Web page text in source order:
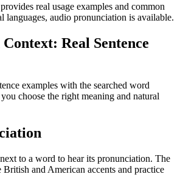
real usage examples and common
languages, audio pronunciation is available.
Real Sentence
examples with the searched word
choose the right meaning and natural
to a word to hear its pronunciation. The
and American accents and practice